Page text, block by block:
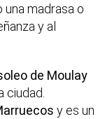
madrasa o
y al
de Moulay
ciudad.
y es un